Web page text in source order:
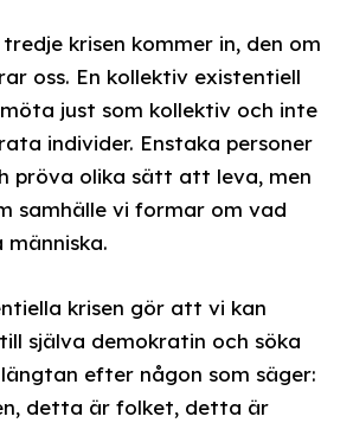
krisen kommer in, den om
oss. En kollektiv existentiell
just som kollektiv och inte
individer. Enstaka personer
pröva olika sätt att leva, men
samhälle vi formar om vad
krisen gör att vi kan
själva demokratin och söka
efter någon som säger:
detta är folket, detta är